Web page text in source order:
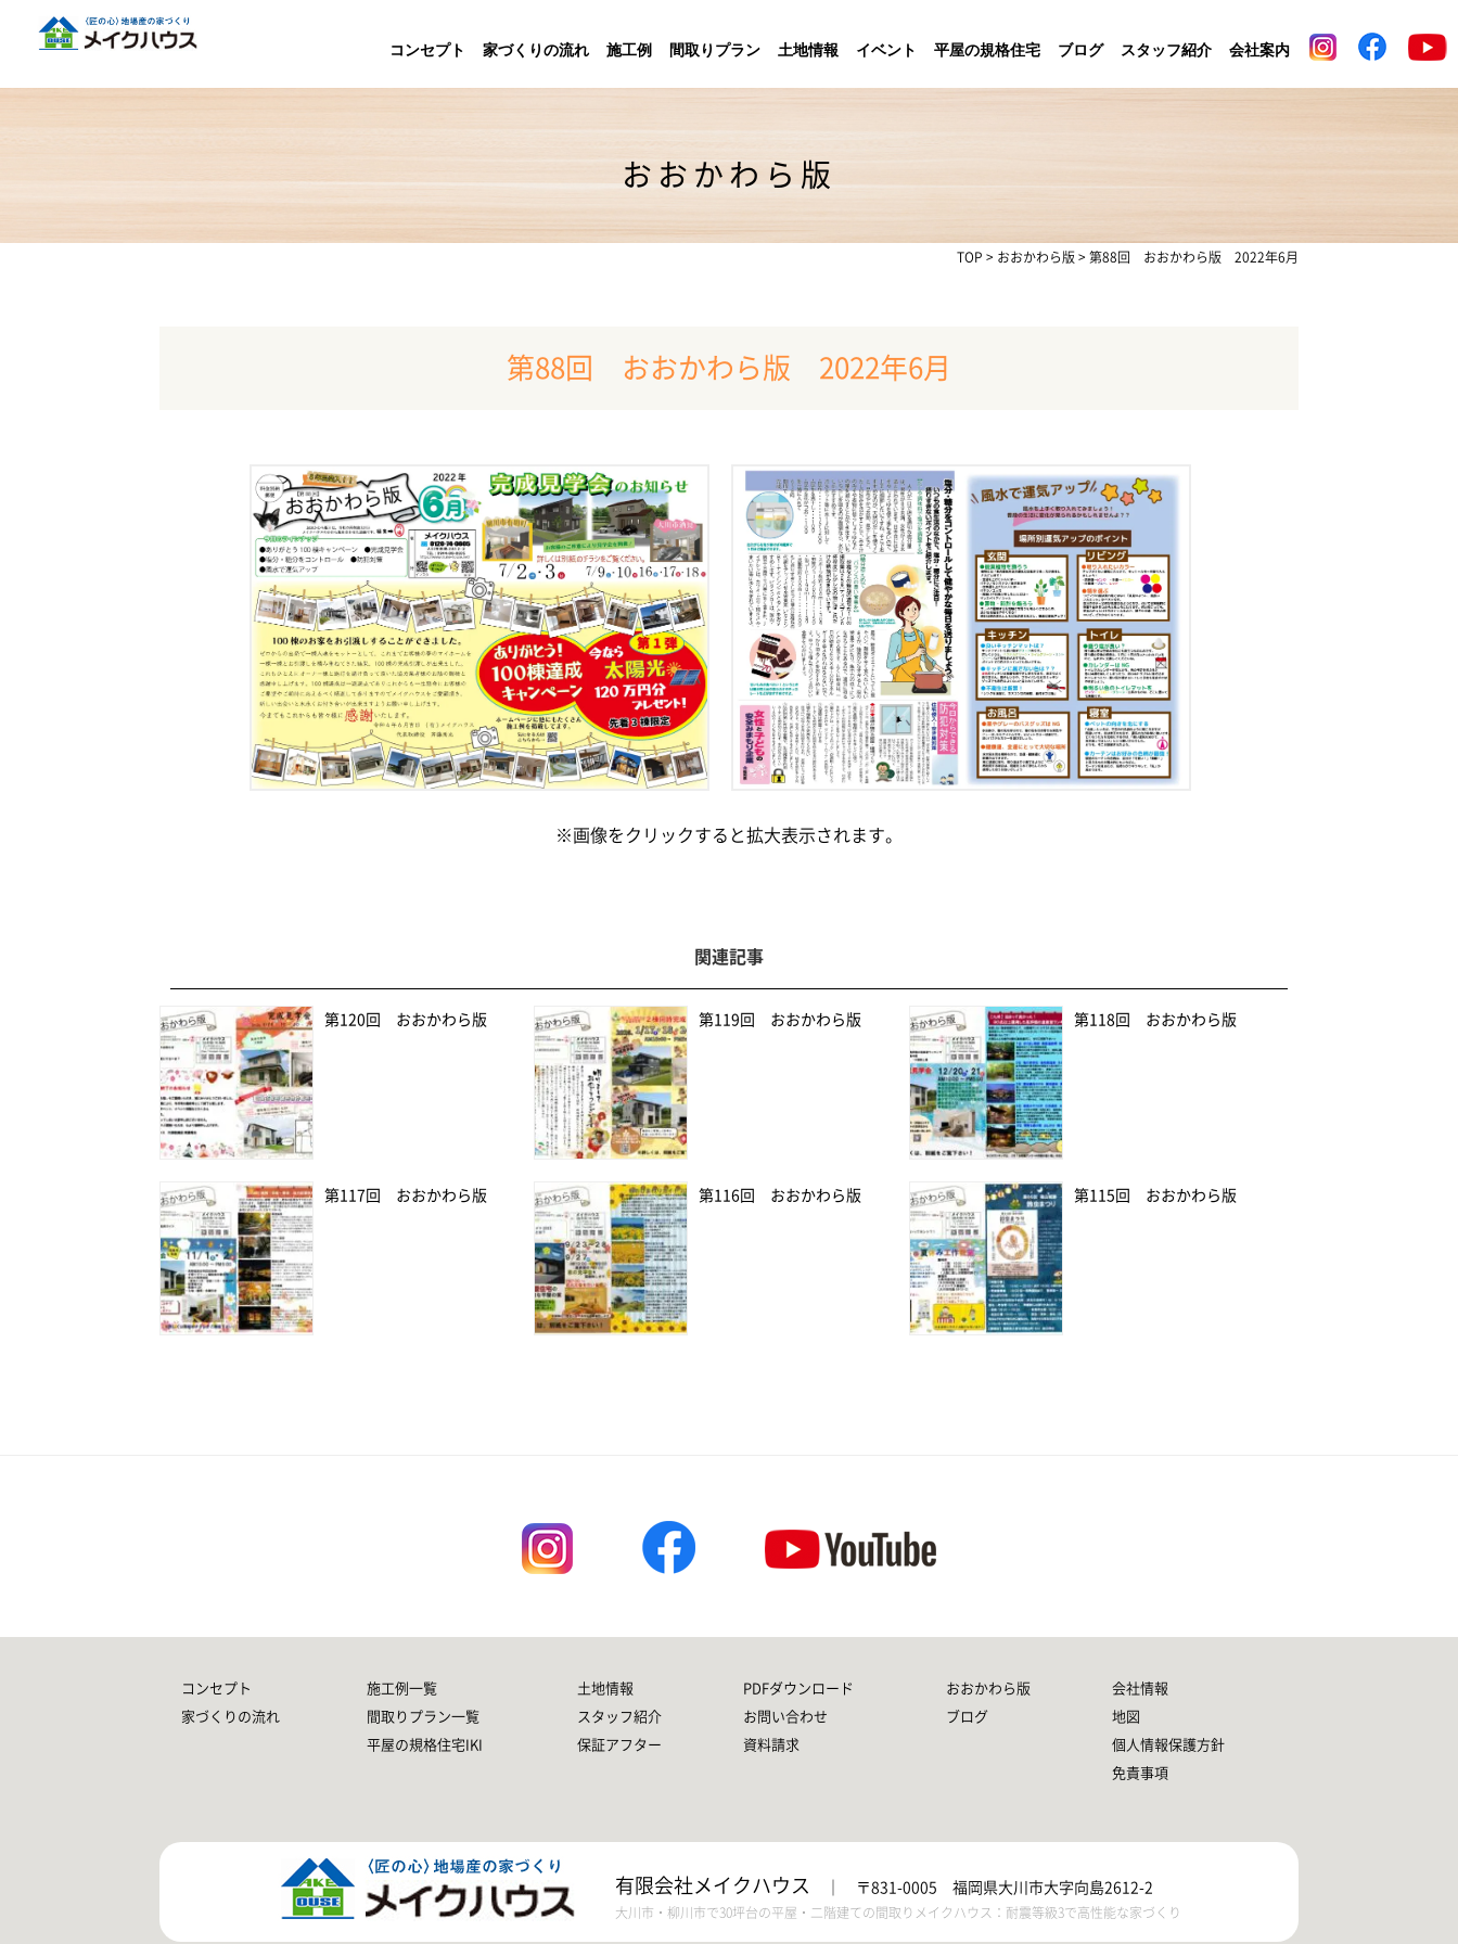
コンセプト 家づくりの流れ 施工例 間取りプラン 土地情報 イベント 平屋の規格住宅 ブログ スタッフ紹介 会社案内
おおかわら版
TOP > おおかわら版 > 第88回 おおかわら版 2022年6月
第88回 おおかわら版 2022年6月
※画像をクリックすると拡大表示されます。
関連記事
第120回 おおかわら版 第119回 おおかわら版 第118回 おおかわら版
第117回 おおかわら版 第116回 おおかわら版 第115回 おおかわら版
コンセプト
家づくりの流れ
施工例一覧
間取りプラン一覧
平屋の規格住宅IKI
土地情報
スタッフ紹介
保証アフター
PDFダウンロード
お問い合わせ
資料請求
おおかわら版
ブログ
会社情報
地図
個人情報保護方針
免責事項
有限会社メイクハウス 〒831-0005 福岡県大川市大字向島2612-2
大川市・柳川市で30坪台の平屋・二階建ての間取りメイクハウス：耐震等級3で高性能な家づくり